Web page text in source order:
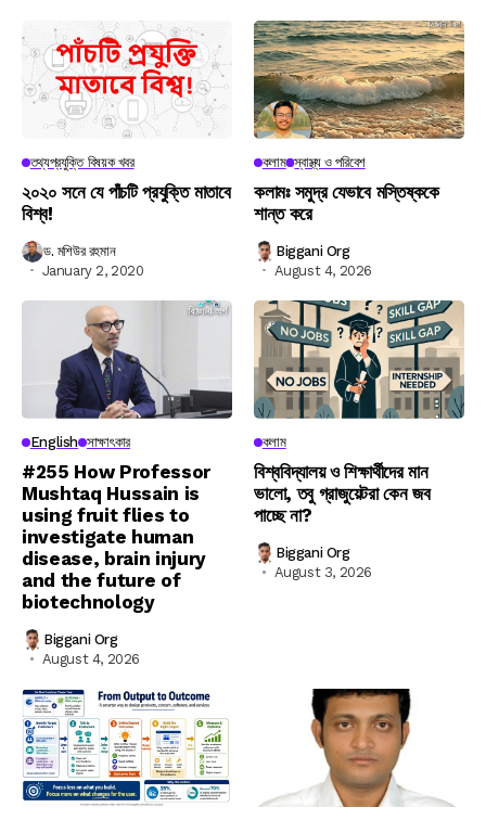
তথ্যপ্রযুক্তি বিষয়ক খবর
২০২০ সনে যে পাঁচটি প্রযুক্তি মাতাবে
বিশ্ব!
ড. মশিউর রহমান
January 2, 2020
কলাম স্বাস্থ্য ও পরিবেশ
কলামঃ সমুদ্র যেভাবে মস্তিষ্ককে
শান্ত করে
Biggani Org
August 4, 2026
English সাক্ষাৎকার
#255 How Professor
Mushtaq Hussain is
using fruit flies to
investigate human
disease, brain injury
and the future of
biotechnology
Biggani Org
August 4, 2026
কলাম
বিশ্ববিদ্যালয় ও শিক্ষার্থীদের মান
ভালো, তবু গ্রাজুয়েটরা কেন জব
পাচ্ছে না?
Biggani Org
August 3, 2026